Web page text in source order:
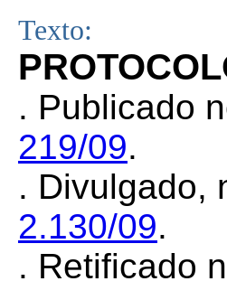
Texto:
. Publicado
219/09.
. Divulgado,
2.130/09.
. Retificado